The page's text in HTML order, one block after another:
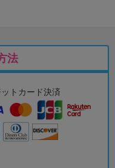
法
トカード決済